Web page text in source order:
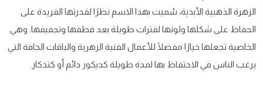
الزهرة الذهبية الأبدية، سُميت بهذا الاسم نظرًا لقدرتها الفريدة على
الحفاظ على شكلها ولونها لفترات طويلة بعد قطفها وتجفيفها. وهي
الخاصية تجعلها خيارًا مفضلًا للأعمال الفنية الزهرية والباقات الجافة التي
يرغب الناس في الاحتفاظ بها لمدة طويلة كديكور دائم أو كتذكار.